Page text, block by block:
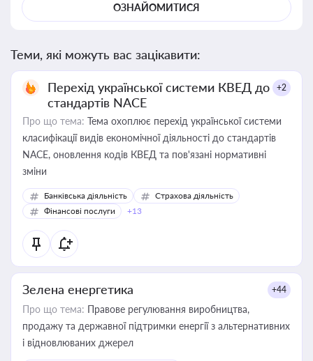
ОЗНАЙОМИТИСЯ
Теми, які можуть вас зацікавити:
Перехід української системи КВЕД до
стандартів NACE
+2
Про що тема: Тема охоплює перехід української системи
класифікації видів економічної діяльності до стандартів
NACE, оновлення кодів КВЕД та пов'язані нормативні
зміни
Банківська діяльність
Страхова діяльність
Фінансові послуги
+13
Зелена енергетика +44
Про що тема: Правове регулювання виробництва,
продажу та державної підтримки енергії з альтернативних
і відновлюваних джерел